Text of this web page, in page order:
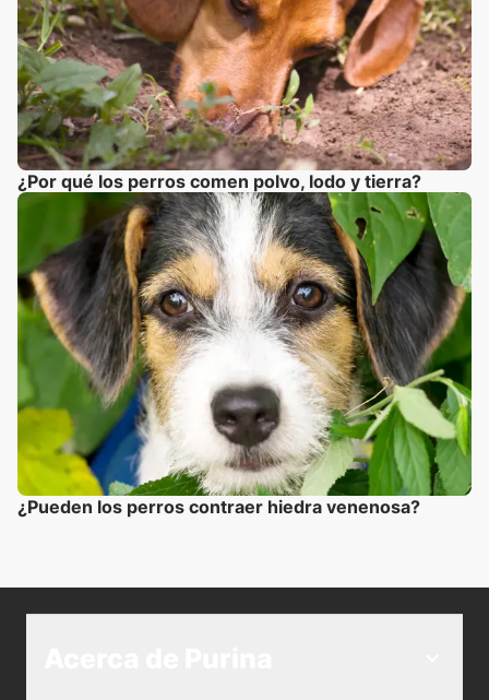
¿Por qué los perros comen polvo, lodo y tierra?
¿Pueden los perros contraer hiedra venenosa?